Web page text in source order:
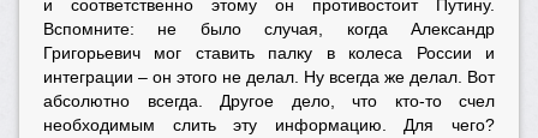
и соответственно этому он противостоит Путину.
Вспомните: не было случая, когда Александр
Григорьевич мог ставить палку в колеса России и
интеграции – он этого не делал. Ну всегда же делал. Вот
абсолютно всегда. Другое дело, что кто-то счел
необходимым слить эту информацию. Для чего?